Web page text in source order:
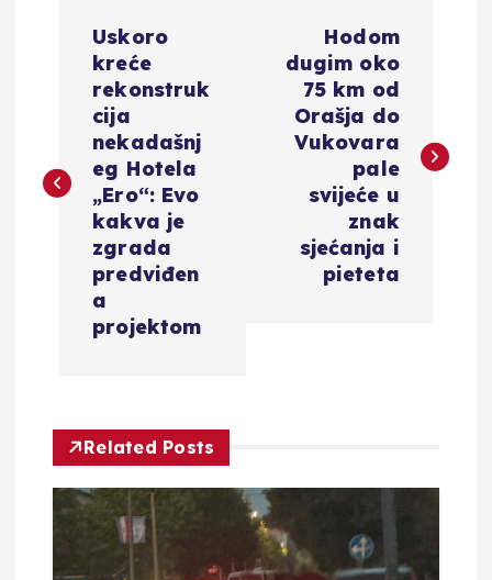
i
a
Uskoro
kreće
rekonstruk
cija
nekadašnj
eg Hotela
„Ero“: Evo
kakva je
zgrada
predviđen
a
projektom
Hodom
dugim oko
75 km od
Orašja do
Vukovara
pale
svijeće u
znak
sjećanja i
pieteta
Related Posts